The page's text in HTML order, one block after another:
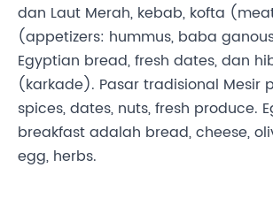
dan Laut Merah, kebab, kofta
(appetizers: hummus, baba
Egyptian bread, fresh dates, dan
(karkade). Pasar tradisional Mesir
spices, dates, nuts, fresh produce.
breakfast adalah bread, cheese,
egg, herbs.